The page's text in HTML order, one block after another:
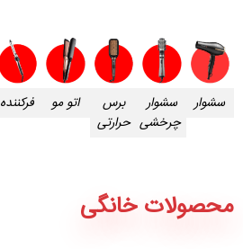
سشوار
سشوار
چرخشی
برس
حرارتی
اتو مو فرکننده
محصولات خانگی